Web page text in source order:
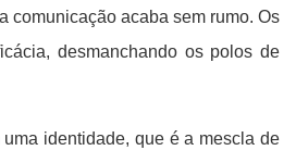
comunicação acaba sem rumo. Os
desmanchando os polos de
identidade, que é a mescla de